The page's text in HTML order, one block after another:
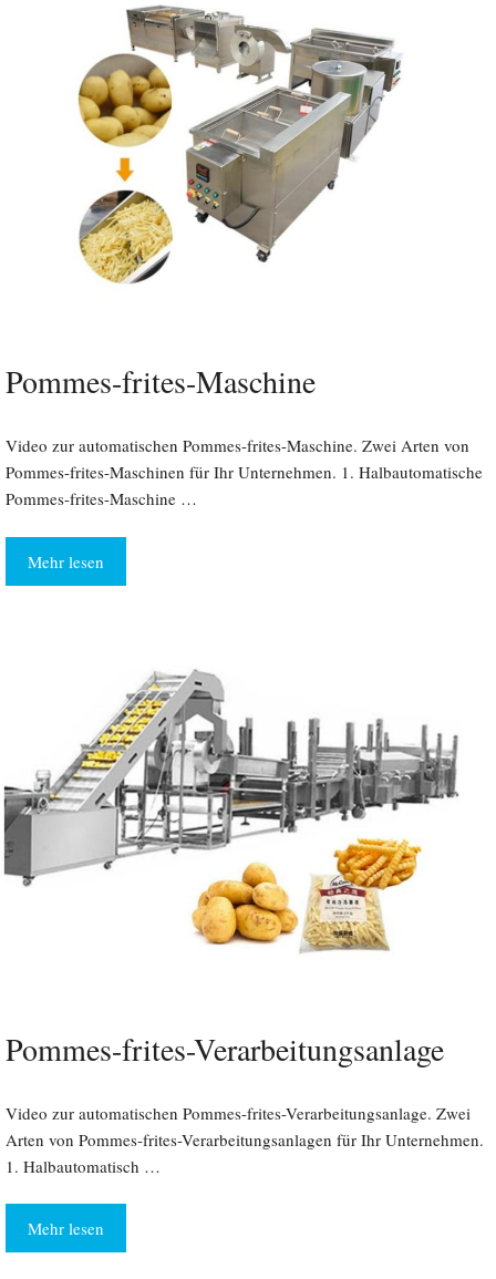
Pommes-frites-Maschine
Video zur automatischen Pommes-frites-Maschine. Zwei Arten von
Pommes-frites-Maschinen für Ihr Unternehmen. 1. Halbautomatische
Pommes-frites-Maschine …
Mehr lesen
Pommes-frites-Verarbeitungsanlage
Video zur automatischen Pommes-frites-Verarbeitungsanlage. Zwei
Arten von Pommes-frites-Verarbeitungsanlagen für Ihr Unternehmen.
1. Halbautomatisch …
Mehr lesen